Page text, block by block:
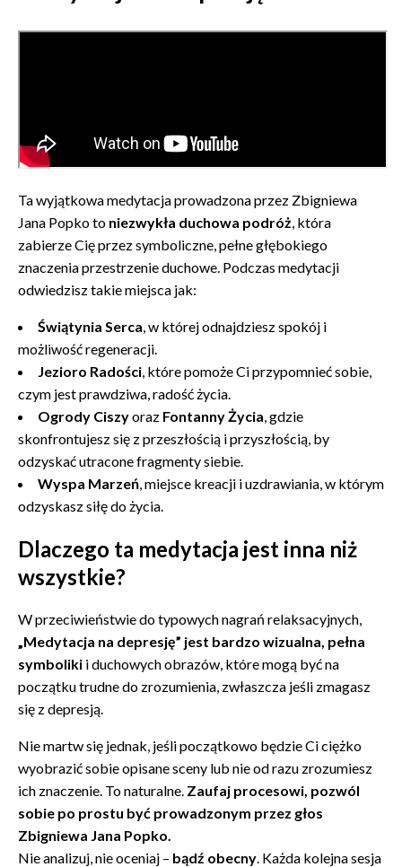
Ta wyjątkowa medytacja prowadzona przez Zbigniewa
Jana Popko to niezwykła duchowa podróż, która
zabierze Cię przez symboliczne, pełne głębokiego
znaczenia przestrzenie duchowe. Podczas medytacji
odwiedzisz takie miejsca jak:
Świątynia Serca, w której odnajdziesz spokój i
możliwość regeneracji.
Jezioro Radości, które pomoże Ci przypomnieć sobie,
czym jest prawdziwa, radość życia.
Ogrody Ciszyoraz Fontanny Życia, gdzie
skonfrontujesz się z przeszłością i przyszłością, by
odzyskać utracone fragmenty siebie.
Wyspa Marzeń, miejsce kreacji i uzdrawiania, w którym
odzyskasz siłę do życia.
Dlaczego ta medytacja jest inna niż
wszystkie?
W przeciwieństwie do typowych nagrań relaksacyjnych,
„Medytacja na depresję” jest bardzo wizualna, pełna
symboliki i duchowych obrazów, które mogą być na
początku trudne do zrozumienia, zwłaszcza jeśli zmagasz
się z depresją.
Nie martw się jednak, jeśli początkowo będzie Ci ciężko
wyobrazić sobie opisane sceny lub nie od razu zrozumiesz
ich znaczenie. To naturalne. Zaufaj procesowi, pozwól
sobie po prostu być prowadzonym przez głos
Zbigniewa Jana Popko.
Nie analizuj, nie oceniaj – bądź obecny . Każda kolejna sesja